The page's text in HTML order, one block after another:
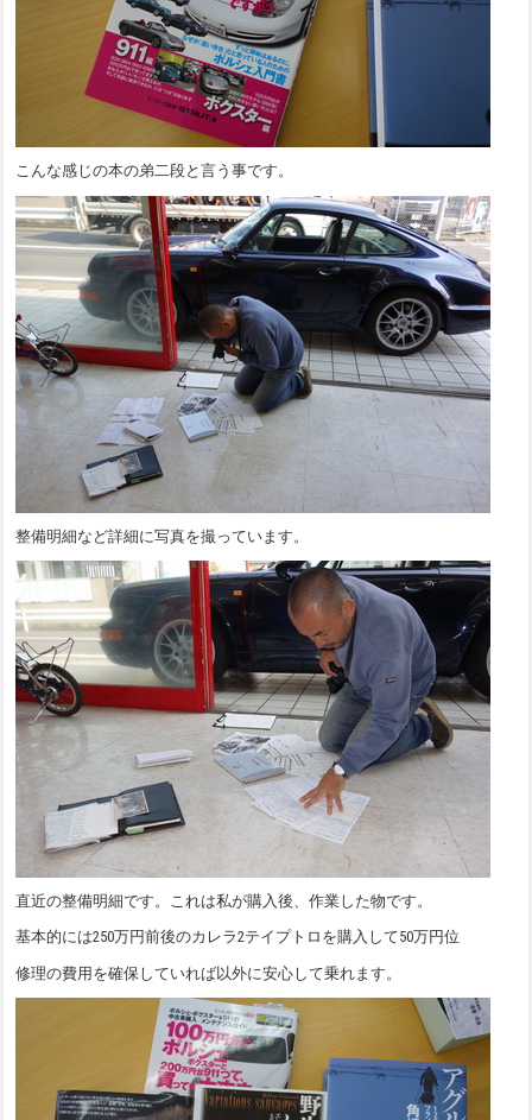
こんな感じの本の弟二段と言う事です。
整備明細など詳細に写真を撮っています。
直近の整備明細です。これは私が購入後、作業した物です。
基本的には250万円前後のカレラ2テイプトロを購入して50万円位
修理の費用を確保していれば以外に安心して乗れます。